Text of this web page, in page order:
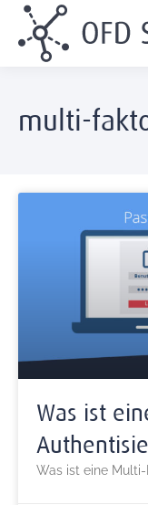
multi-
Was ist
Was ist eine